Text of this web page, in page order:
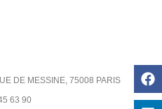
DE MESSINE, 75008 PARIS
63 90